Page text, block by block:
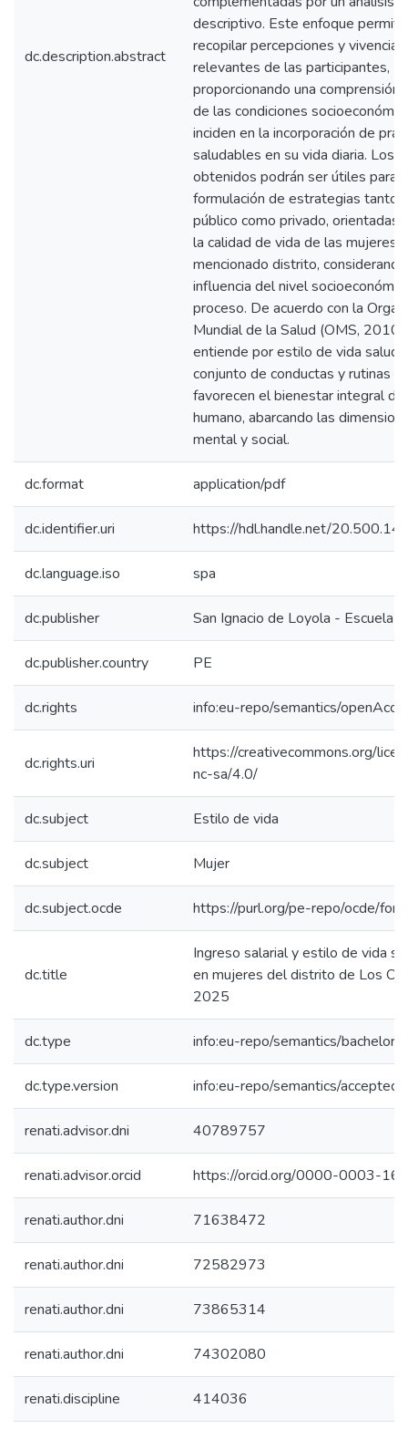
dc.description.abstract
descriptivo. Este enfoque
recopilar percepciones y vivencias
relevantes de las participantes,
proporcionando una comprensión
de las condiciones
inciden en la incorporación de
saludables en su vida diaria. Los
obtenidos podrán ser útiles para
formulación de estrategias tanto
público como privado, orientadas
la calidad de vida de las mujeres
mencionado distrito,
influencia del nivel
proceso. De acuerdo con la
Mundial de la Salud (OMS,
entiende por estilo de vida
conjunto de conductas y rutinas
favorecen el bienestar integral
humano, abarcando las
mental y social.
dc.format application/pdf
dc.identifier.uri https://hdl.handle.net/
dc.language.iso spa
dc.publisher San Ignacio de Loyola - Escuela
dc.publisher.country PE
dc.rights info:eu-repo/semantics/
dc.rights.uri
https://creativecommons.org/
nc-sa/4.0/
dc.subject Estilo de vida
dc.subject Mujer
dc.subject.ocde https://purl.org/pe-repo/ocde/
dc.title
Ingreso salarial y estilo de vida
en mujeres del distrito de Los
2025
dc.type info:eu-repo/semantics/
dc.type.version info:eu-repo/semantics/
renati.advisor.dni 40789757
renati.advisor.orcid https://orcid.org/0000-0003-
renati.author.dni 71638472
renati.author.dni 72582973
renati.author.dni 73865314
renati.author.dni 74302080
renati.discipline 414036